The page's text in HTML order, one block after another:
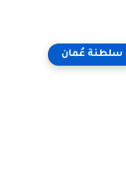
سلطنة عُمان